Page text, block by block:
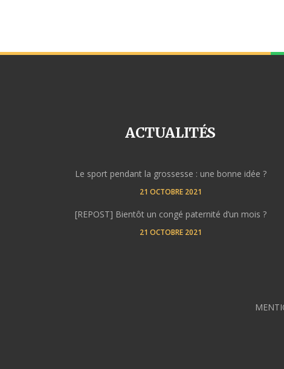
ACTUALITÉS
Le sport pendant la grossesse : une bonne idée ?
21 OCTOBRE 2021
[REPOST] Bientôt un congé paternité d’un mois ?
21 OCTOBRE 2021